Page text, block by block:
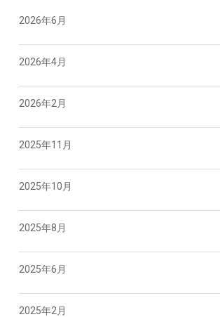
2026年6月
2026年4月
2026年2月
2025年11月
2025年10月
2025年8月
2025年6月
2025年2月